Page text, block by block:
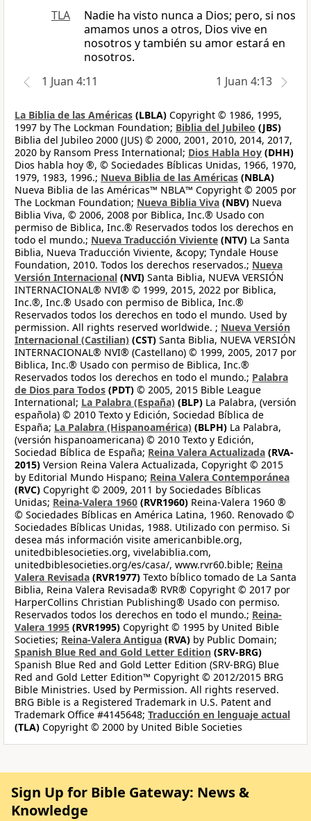
TLA
Nadie ha visto nunca a Dios; pero, si nos
amamos unos a otros, Dios vive en
nosotros y también su amor estará en
nosotros.
1 Juan 4:11
1 Juan 4:13
La Biblia de las Américas (LBLA) Copyright © 1986, 1995,
1997 by The Lockman Foundation; Biblia del Jubileo (JBS)
Biblia del Jubileo 2000 (JUS) © 2000, 2001, 2010, 2014, 2017,
2020 by Ransom Press International; Dios Habla Hoy (DHH)
Dios habla hoy ®, © Sociedades Bíblicas Unidas, 1966, 1970,
1979, 1983, 1996.; Nueva Biblia de las Américas (NBLA)
Nueva Biblia de las Américas™ NBLA™ Copyright © 2005 por
The Lockman Foundation; Nueva Biblia Viva (NBV) Nueva
Biblia Viva, © 2006, 2008 por Biblica, Inc.® Usado con
permiso de Biblica, Inc.® Reservados todos los derechos en
todo el mundo.; Nueva Traducción Viviente (NTV) La Santa
Biblia, Nueva Traducción Viviente, &copy; Tyndale House
Foundation, 2010. Todos los derechos reservados.; Nueva
Versión Internacional (NVI) Santa Biblia, NUEVA VERSIÓN
INTERNACIONAL® NVI® © 1999, 2015, 2022 por Biblica,
Inc.®, Inc.® Usado con permiso de Biblica, Inc.®
Reservados todos los derechos en todo el mundo. Used by
permission. All rights reserved worldwide. ; Nueva Versión
Internacional (Castilian) (CST) Santa Biblia, NUEVA VERSIÓN
INTERNACIONAL® NVI® (Castellano) © 1999, 2005, 2017 por
Biblica, Inc.® Usado con permiso de Biblica, Inc.®
Reservados todos los derechos en todo el mundo.; Palabra
de Dios para Todos (PDT) © 2005, 2015 Bible League
International; La Palabra (España) (BLP) La Palabra, (versión
española) © 2010 Texto y Edición, Sociedad Bíblica de
España; La Palabra (Hispanoamérica) (BLPH) La Palabra,
(versión hispanoamericana) © 2010 Texto y Edición,
Sociedad Bíblica de España; Reina Valera Actualizada (RVA-
2015) Version Reina Valera Actualizada, Copyright © 2015
by Editorial Mundo Hispano; Reina Valera Contemporánea
(RVC) Copyright © 2009, 2011 by Sociedades Bíblicas
Unidas; Reina-Valera 1960 (RVR1960) Reina-Valera 1960 ®
© Sociedades Bíblicas en América Latina, 1960. Renovado ©
Sociedades Bíblicas Unidas, 1988. Utilizado con permiso. Si
desea más información visite americanbible.org,
unitedbiblesocieties.org, vivelabiblia.com,
unitedbiblesocieties.org/es/casa/, www.rvr60.bible; Reina
Valera Revisada (RVR1977) Texto bíblico tomado de La Santa
Biblia, Reina Valera Revisada® RVR® Copyright © 2017 por
HarperCollins Christian Publishing® Usado con permiso.
Reservados todos los derechos en todo el mundo.; Reina-
Valera 1995 (RVR1995) Copyright © 1995 by United Bible
Societies; Reina-Valera Antigua (RVA) by Public Domain;
Spanish Blue Red and Gold Letter Edition (SRV-BRG)
Spanish Blue Red and Gold Letter Edition (SRV-BRG) Blue
Red and Gold Letter Edition™ Copyright © 2012/2015 BRG
Bible Ministries. Used by Permission. All rights reserved.
BRG Bible is a Registered Trademark in U.S. Patent and
Trademark Office #4145648; Traducción en lenguaje actual
(TLA) Copyright © 2000 by United Bible Societies
Sign Up for Bible Gateway: News &
Knowledge